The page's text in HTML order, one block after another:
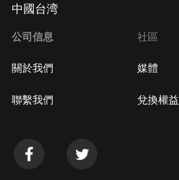
中國台湾
公司信息
關於我們
聯繫我們
社區
媒體
兌換權益